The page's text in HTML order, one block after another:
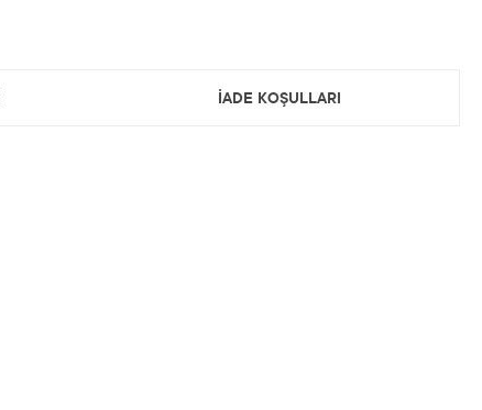
İADE KOŞULLARI